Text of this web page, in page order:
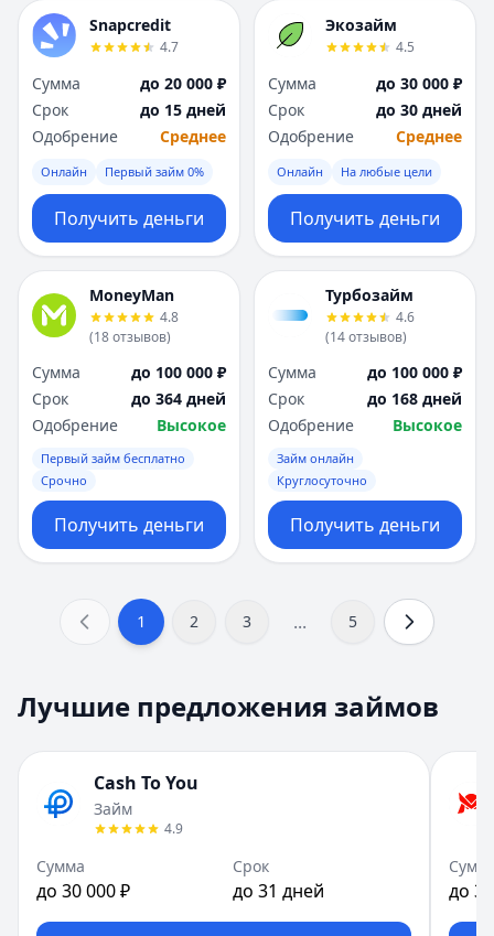
Snapcredit
4.7
Сумма
до 20 000 ₽
Срок
до 15 дней
Одобрение
Среднее
Онлайн Первый займ 0%
Получить деньги
Экозайм
4.5
Сумма
до 30 000 ₽
Срок
до 30 дней
Одобрение
Среднее
Онлайн На любые цели
Получить деньги
MoneyMan
4.8
(18отзывов)
Сумма
до 100 000 ₽
Срок
до 364 дней
Одобрение
Высокое
Первый займ бесплатно
Срочно
Получить деньги
Турбозайм
4.6
(14отзывов)
Сумма
до 100 000 ₽
Срок
до 168 дней
Одобрение
Высокое
Займ онлайн
Круглосуточно
Получить деньги
1 2 3 ... 5
Лучшие предложения займов
Cash To You
Займ
4.9
Сумма
до 30 000 ₽
Срок
до 31 дней до